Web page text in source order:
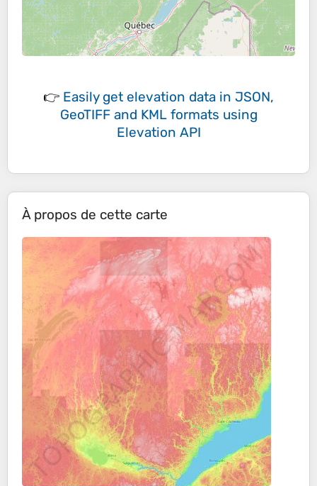
👉 Easily get elevation data in JSON,
GeoTIFF and KML formats using
Elevation API
À propos de cette carte